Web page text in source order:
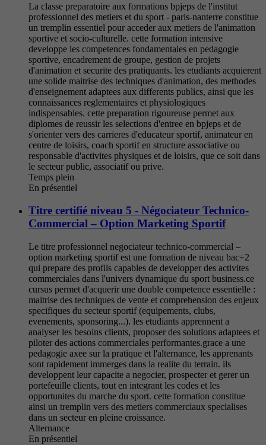
La classe preparatoire aux formations bpjeps de l'institut
professionnel des metiers et du sport - paris-nanterre constitue
un tremplin essentiel pour acceder aux metiers de l'animation
sportive et socio-culturelle. cette formation intensive
developpe les competences fondamentales en pedagogie
sportive, encadrement de groupe, gestion de projets
d'animation et securite des pratiquants. les etudiants acquierent
une solide maitrise des techniques d'animation, des methodes
d'enseignement adaptees aux differents publics, ainsi que les
connaissances reglementaires et physiologiques
indispensables. cette preparation rigoureuse permet aux
diplomes de reussir les selections d'entree en bpjeps et de
s'orienter vers des carrieres d'educateur sportif, animateur en
centre de loisirs, coach sportif en structure associative ou
responsable d'activites physiques et de loisirs, que ce soit dans
le secteur public, associatif ou prive.
Temps plein
En présentiel
Titre certifié niveau 5 - Négociateur Technico-
Commercial – Option Marketing Sportif
Le titre professionnel negociateur technico-commercial –
option marketing sportif est une formation de niveau bac+2
qui prepare des profils capables de developper des activites
commerciales dans l'univers dynamique du sport business.ce
cursus permet d'acquerir une double competence essentielle :
maitrise des techniques de vente et comprehension des enjeux
specifiques du secteur sportif (equipements, clubs,
evenements, sponsoring...). les etudiants apprennent a
analyser les besoins clients, proposer des solutions adaptees et
piloter des actions commerciales performantes.grace a une
pedagogie axee sur la pratique et l'alternance, les apprenants
sont rapidement immerges dans la realite du terrain. ils
developpent leur capacite a negocier, prospecter et gerer un
portefeuille clients, tout en integrant les codes et les
opportunites du marche du sport. cette formation constitue
ainsi un tremplin vers des metiers commerciaux specialises
dans un secteur en pleine croissance.
Alternance
En présentiel